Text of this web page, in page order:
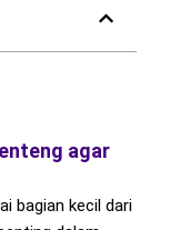
agar
bagian kecil dari